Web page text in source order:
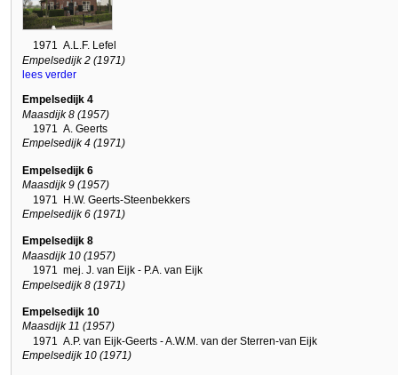
1971 A.L.F. Lefel
Empelsedijk 2 (1971)
lees verder
Empelsedijk 4
Maasdijk 8 (1957)
1971 A. Geerts
Empelsedijk 4 (1971)
Empelsedijk 6
Maasdijk 9 (1957)
1971
H.W. Geerts-Steenbekkers
Empelsedijk 6 (1971)
Empelsedijk 8
Maasdijk 10 (1957)
1971 mej. J. van Eijk - P.A. van Eijk
Empelsedijk 8 (1971)
Empelsedijk 10
Maasdijk 11 (1957)
1971
A.P. van Eijk-Geerts - A.W.M. van der Sterren-van Eijk
Empelsedijk 10 (1971)